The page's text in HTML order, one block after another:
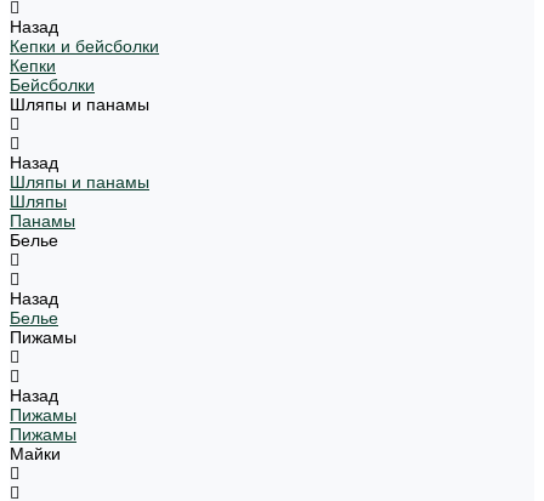
Назад
Кепки и бейсболки
Кепки
Бейсболки
Шляпы и панамы
Назад
Шляпы и панамы
Шляпы
Панамы
Белье
Назад
Белье
Пижамы
Назад
Пижамы
Пижамы
Майки